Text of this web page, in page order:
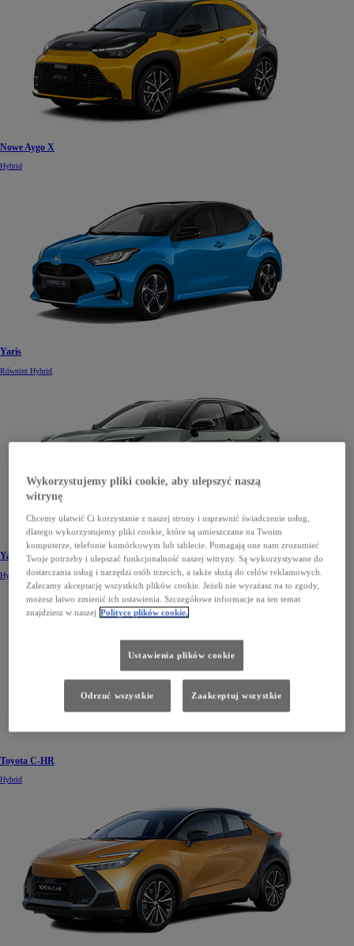
Nowe Aygo X
Hybrid
Yaris
Również Hybrid
Yaris Cross
Hybrid
Toyota C-HR
Hybrid
Wykorzystujemy pliki cookie, aby ulepszyć naszą
witrynę
Chcemy ułatwić Ci korzystanie z naszej strony i usprawnić świadczenie usług,
dlatego wykorzystujemy pliki cookie, które są umieszczane na Twoim
komputerze, telefonie komórkowym lub tablecie. Pomagają one nam zrozumieć
Twoje potrzeby i ulepszać funkcjonalność naszej witryny. Są wykorzystywane do
dostarczania usług i narzędzi osób trzecich, a także służą do celów reklamowych.
Zalecamy akceptację wszystkich plików cookie. Jeżeli nie wyrażasz na to zgody,
możesz łatwo zmienić ich ustawienia. Szczegółowe informacje na ten temat
znajdziesz w naszej Polityce plików cookie.
Ustawienia plików cookie
Odrzuć wszystkie Zaakceptuj wszystkie